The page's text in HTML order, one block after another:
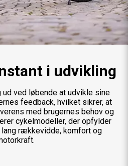
i udvikling
ved løbende at udvikle sine
feedback, hvilket sikrer, at
med brugernes behov og
cykelmodeller, der opfylder
lang rækkevidde, komfort og